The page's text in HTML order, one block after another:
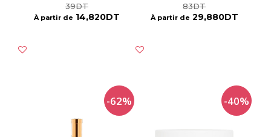
39DT
À partir de 14,820DT
83DT
À partir de 29,880DT
-62% -40%